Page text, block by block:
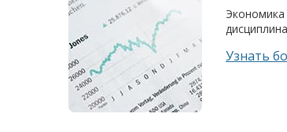
Экономика
Узнать